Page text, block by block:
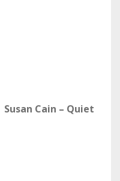
Susan Cain – Quiet